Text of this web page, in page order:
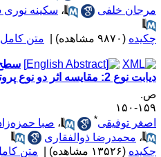
خلفی
،سکینه نوری
(۹۸۷۰ مشاهده) | متن کامل (PDF)
سطح
2: مقایسه اثر دو نوع پروتکل تمرینی هوازی و مقاومتی
۱۵۰
توفیقی
،صبا حمزه‌زاده
، محمدرضا ذوالفقاری
(۱۳۵۲۶ مشاهده) | متن کامل (PDF)